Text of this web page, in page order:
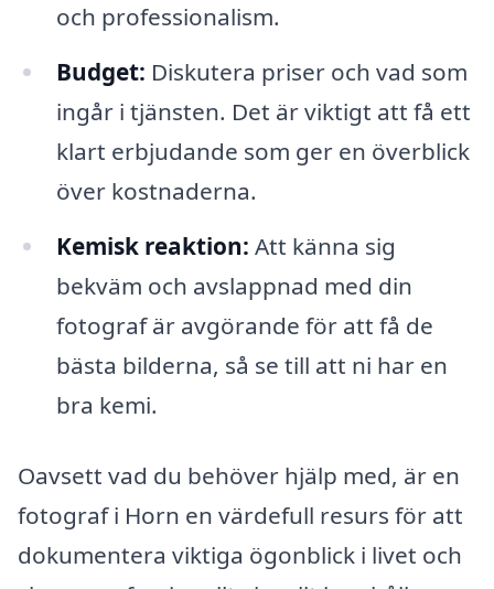
och professionalism.
Budget: Diskutera priser och vad som
ingår i tjänsten. Det är viktigt att få ett
klart erbjudande som ger en överblick
över kostnaderna.
Kemisk reaktion: Att känna sig
bekväm och avslappnad med din
fotograf är avgörande för att få de
bästa bilderna, så se till att ni har en
bra kemi.
Oavsett vad du behöver hjälp med, är en
fotograf i Horn en värdefull resurs för att
dokumentera viktiga ögonblick i livet och